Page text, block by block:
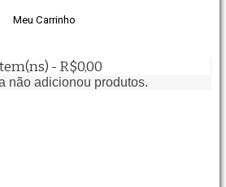
Meu Carrinho
- R$0,00
não adicionou produtos.